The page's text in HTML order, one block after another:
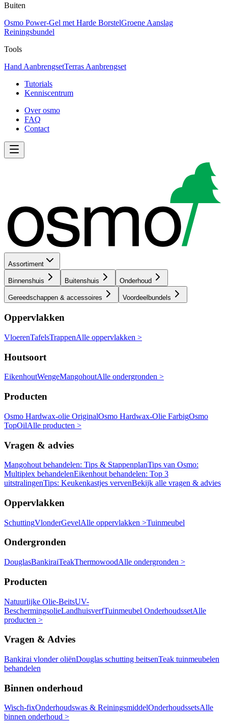
Buiten
Osmo Power-Gel met Harde BorstelGroene Aanslag
Reiningsbundel
Tools
Hand AanbrengsetTerras Aanbrengset
Tutorials
Kenniscentrum
Over osmo
FAQ
Contact
Assortiment
Binnenshuis Buitenshuis Onderhoud
Gereedschappen & accessoires Voordeelbundels
Oppervlakken
VloerenTafelsTrappenAlle oppervlakken >
Houtsoort
EikenhoutWengeMangohoutAlle ondergronden >
Producten
Osmo Hardwax-olie OriginalOsmo Hardwax-Olie FarbigOsmo
TopOilAlle producten >
Vragen & advies
Mangohout behandelen: Tips & StappenplanTips van Osmo:
Multiplex behandelenEikenhout behandelen: Top 3
uitstralingenTips: Keukenkastjes vervenBekijk alle vragen & advies
Oppervlakken
SchuttingVlonderGevelAlle oppervlakken >Tuinmeubel
Ondergronden
DouglasBankiraiTeakThermowoodAlle ondergronden >
Producten
Natuurlijke Olie-BeitsUV-
BeschermingsolieLandhuisverfTuinmeubel OnderhoudssetAlle
producten >
Vragen & Advies
Bankirai vlonder oliënDouglas schutting beitsenTeak tuinmeubelen
behandelen
Binnen onderhoud
Wisch-fixOnderhoudswas & ReiningsmiddelOnderhoudssetsAlle
binnen onderhoud >